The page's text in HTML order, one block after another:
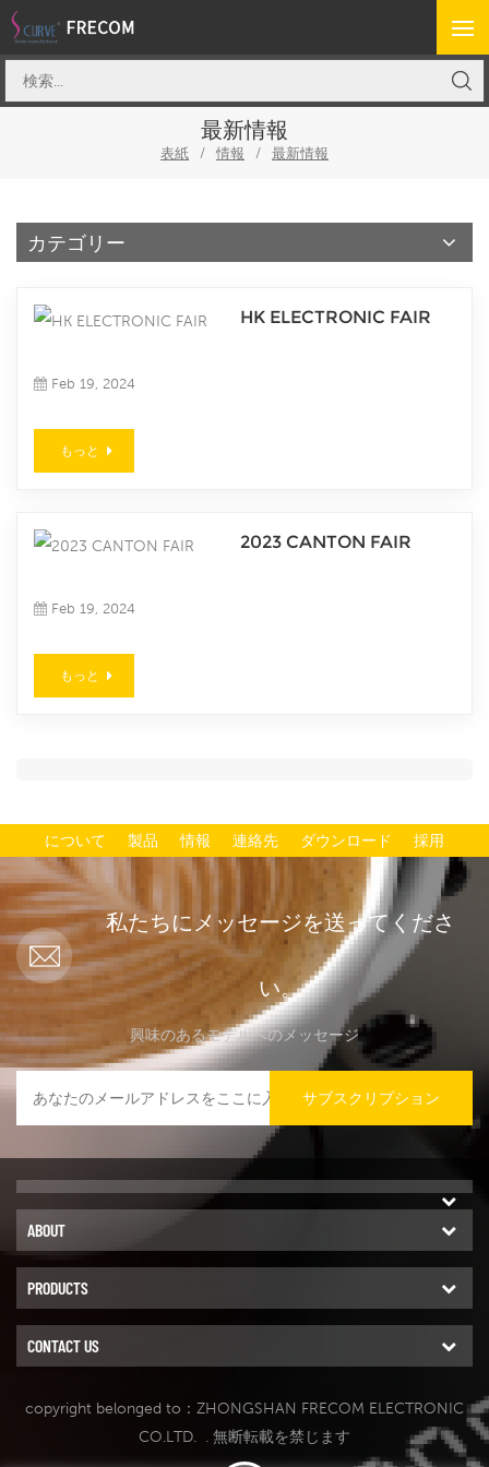
最新情報
表紙 / 情報 / 最新情報
カテゴリー
HK ELECTRONIC FAIR
Feb 19, 2024
もっと
2023 CANTON FAIR
Feb 19, 2024
もっと
について 製品 情報 連絡先 ダウンロード 採用
私たちにメッセージを送ってくださ
い。
興味のあるモデルへのメッセージ
サブスクリプション
ABOUT
PRODUCTS
CONTACT US
copyright belonged to：ZHONGSHAN FRECOM ELECTRONIC
CO.LTD.
. 無断転載を禁じます